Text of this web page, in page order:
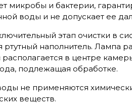
микробы и бактерии,
воды и не допускает ее
этап очистки в
ртутный наполнитель. Лампа
располагается в центре
подлежащая обработке.
не применяются
веществ.